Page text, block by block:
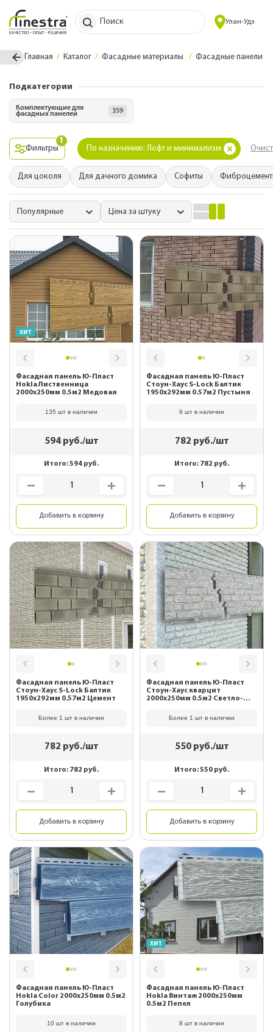
Поиск Улан-Удэ
Главная Каталог Фасадные материалы Фасадные панели
Подкатегории
Комплектующие для
фасадных панелей
359
Фильтры
1
По назначению: Лофт и минимализм
Для цоколя Для дачного домика Софиты
Популярные Цена за штуку
ХИТ
Фасадная панель Ю-Пласт
Hokla Лиственница
2000х250мм 0.5м2 Медовая
135 шт в наличии
594руб./шт
Итого:594 руб.
Добавить в корзину
Фасадная панель Ю-Пласт
Стоун-Хаус S-Lock Балтик
1950х292мм 0.57м2 Пустыня
6 шт в наличии
782 руб./шт
Итого: 782 руб.
Добавить в корзину
Фасадная панель Ю-Пласт
Стоун-Хаус S-Lock Балтик
1950х292мм 0.57м2 Цемент
Более 1 шт в наличии
782 руб./шт
Итого: 782 руб.
Добавить в корзину
Фасадная панель Ю-Пласт
Стоун-Хаус кварцит
2000х250мм 0.5м2 Светло-
Более 1 шт в наличии
550руб./шт
Итого:550 руб.
Добавить в корзину
Фасадная панель Ю-Пласт
Hokla Color 2000х250мм 0.5м2
Голубика
10 шт в наличии
ХИТ
Фасадная панель Ю-Пласт
Hokla Винтаж 2000х250мм
0.5м2 Пепел
8 шт в наличии